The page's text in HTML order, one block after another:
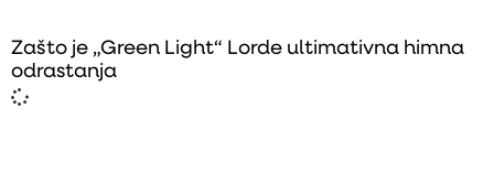
Zašto je „Green Light“ Lorde ultimativna himna
odrastanja